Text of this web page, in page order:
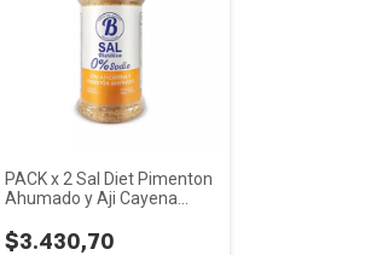
PACK x 2 Sal Diet Pimenton
Ahumado y Aji Cayena
$3.430,70